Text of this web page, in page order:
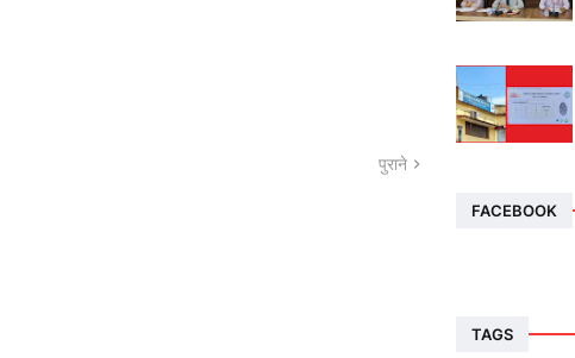
पुराने
FACEBOOK
TAGS